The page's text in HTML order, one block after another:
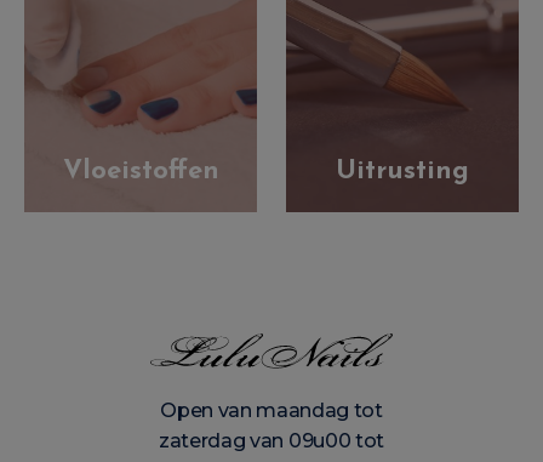
Vloeistoffen Uitrusting
Open van maandag tot
zaterdag van 09u00 tot